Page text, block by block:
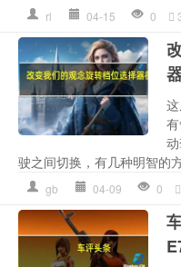
rl 04-15 0
驶之间切换，有几种明智的
gb 04-09 0